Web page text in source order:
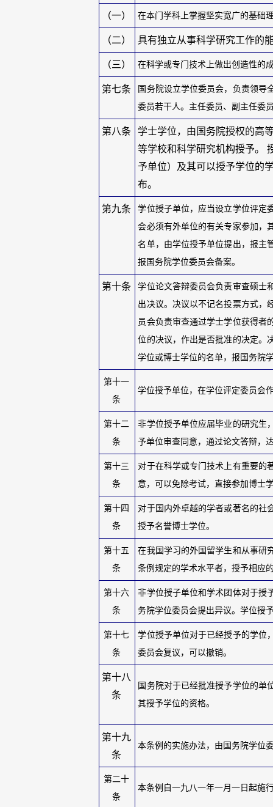
（一） 在本门学科上掌握坚实宽广的基础
（二） 具有独立从事科学研究工作的
（三） 在科学或专门技术上做出创造性的
第七条
国务院设立学位委员会，负责领导
委员若干人。主任委员、副主任委
第八条
学士学位，由国务院授权的高
等学校和科学研究机构授予。
予单位）及其可以授予学位的
布。
第九条
学位授子单位，应当设立学位评定
会必须有外单位的有关专家参加，
名单，由学位授予单位提出，报主
报国务院学位委员会备案。
第十条
学位论文答辩委员会负责审查硕士
出决议。决议以不记名投票方式，
员会负责审查通过学士学位获得者
位的决议，作出是否批准的决定。
学位或博士学位的名单，报国务院
第十一
条
学位授予单位，在学位评定委员会
第十二
条
非学位授予单位应届毕业的研究生
予单位审查同意，通过论文答辩，
第十三
条
对于在科学或专门技术上有重要的
意，可以免除考试，直接参加博士
第十四
条
对于国内外卓越的学者或著名的社
授予名誉博士学位。
第十五
条
在我国学习的外国留学生和从事研
条例规定的学术水平者，授予相应
第十六
条
非学位授子单位和学术团体对于授
务院学位委员会提出异议。学位授
第十七
条
学位授予单位对于已经授予的学位
委员会复议，可以撤销。
第十八
条
国务院对于已经批准授予学位的单
其授予学位的资格。
第十九
条
本条例的实施办法，由国务院学位
第二十
条
本条例自一九八一年一月一日起施